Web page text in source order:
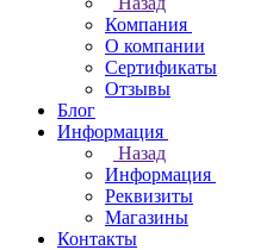
Компания
О компании
Сертификаты
Отзывы
Блог
Информация
Назад
Информация
Реквизиты
Магазины
Контакты